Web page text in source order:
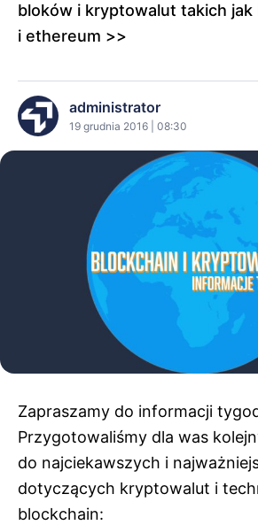
bloków i kryptowalut takich
i ethereum >>
administrator
19 grudnia 2016 | 08:30
Zapraszamy do informacji
Przygotowaliśmy dla was
do najciekawszych i
dotyczących kryptowalut i
blockchain: